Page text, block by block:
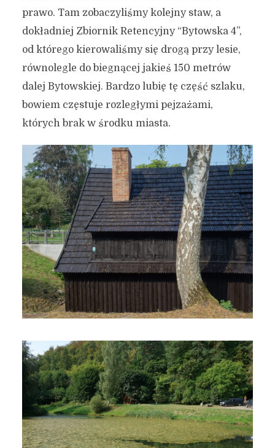
Dwóch “miejskich świrów”
odkrywa Trójmiejski Park
prawo. Tam zobaczyliśmy kolejny staw, a
dokładniej Zbiornik Retencyjny “Bytowska 4”,
od którego kierowaliśmy się drogą przy lesie,
równolegle do biegnącej jakieś 150 metrów
dalej Bytowskiej. Bardzo lubię tę część szlaku,
bowiem częstuje rozległymi pejzażami,
których brak w środku miasta.